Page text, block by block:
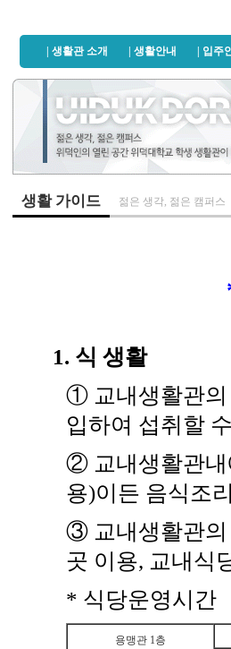
| 생활관 소개 | 생활안내 | 입주
생활 가이드 젊은 생각, 젊은 캠퍼스
1. 식 생활
① 교내생활관의
입하여 섭취할
② 교내생활관내
용)이든 음식조
③ 교내생활관의
곳 이용, 교내식
* 식당운영시간
용맹관 1층